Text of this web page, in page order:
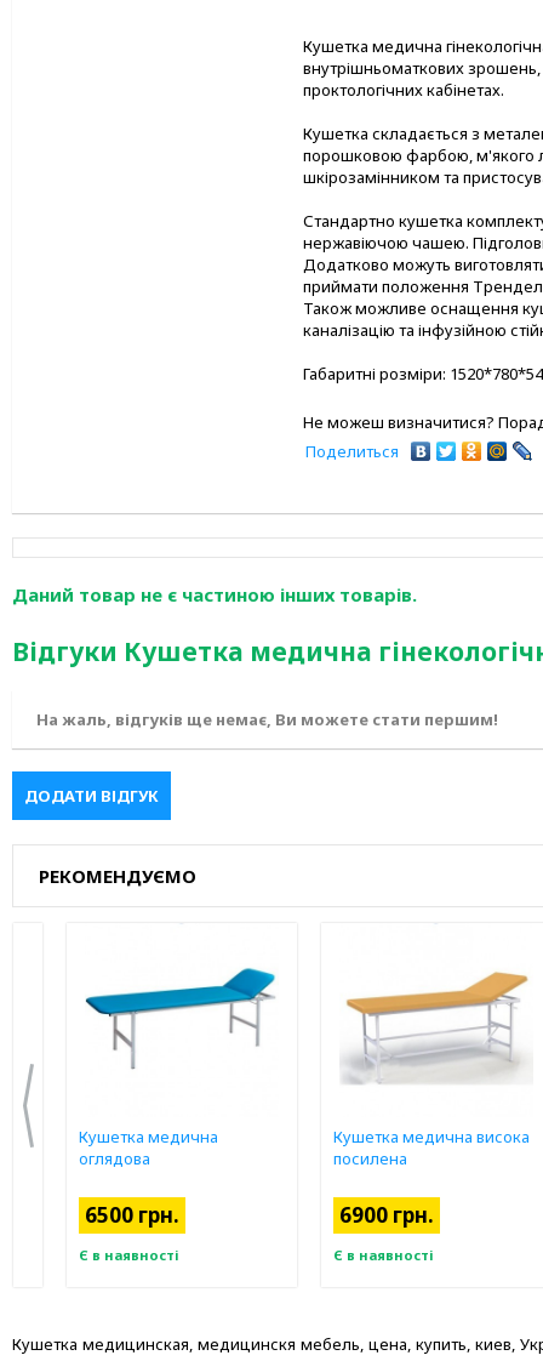
Кушетка медична
внутрішньоматкових
проктологічних кабінетах.
Кушетка складається з
порошковою фарбою, м'якого
шкірозамінником та
Стандартно кушетка
нержавіючою чашею.
Додатково можуть
приймати положення
Також можливе оснащення
каналізацію та інфузійною
Габаритні розміри:
Не можеш визначитися?
Поделиться
Даний товар не є частиною інших товарів.
Відгуки Кушетка медична
На жаль, відгуків ще немає, Ви можете стати першим!
ДОДАТИ ВІДГУК
РЕКОМЕНДУЄМО
Кушетка медична
оглядова
6500 грн.
Є в наявності
Кушетка медична висока
посилена
6900 грн.
Є в наявності
Кушетка медицинская, медицинскя мебель, цена, купить, киев,